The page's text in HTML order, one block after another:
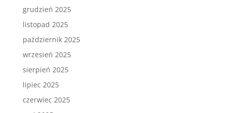
grudzień 2025
listopad 2025
październik 2025
wrzesień 2025
sierpień 2025
lipiec 2025
czerwiec 2025